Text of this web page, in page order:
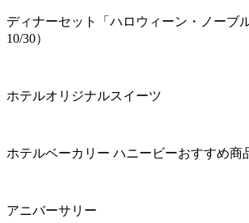
ディナーセット「ハロウィーン・ノーブ
10/30）
ホテルオリジナルスイーツ
ホテルベーカリー ハニービーおすすめ商
アニバーサリー